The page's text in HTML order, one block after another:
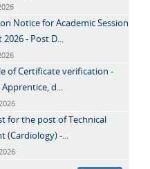
Notice for Academic Session
2026 - Post D...
of Certificate verification -
d...
for the post of Technical
(Cardiology) -...